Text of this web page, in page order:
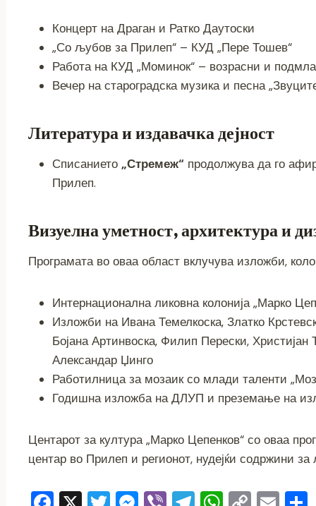
Концерт на Драган и Ратко Даутоски
„Со љубов за Прилеп“ – КУД „Пере Тошев“
Работа на КУД „Моминок“ – возрасни и
Вечер на староградска музика и песна
Литература и издавачка дејност
Списанието „Стремеж“ продолжува да го
Прилеп.
Визуелна уметност, архитектура и
Програмата во оваа област вклучува изложби,
Интернационална ликовна колонија „Марко
Изложби на Ивана Темелкоска, Златко
Бојана Артинвоска, Филип Перески,
Александар Џинго
Работилница за мозаик со млади таленти
Годишна изложба на ДЛУП и преземање на
Центарот за култура „Марко Цепенков“ со оваа
центар во Прилеп и регионот, нудејќи содржини